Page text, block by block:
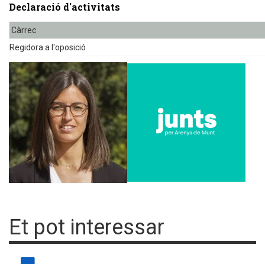
Declaració d'activitats
Càrrec
Regidora a l'oposició
Et pot interessar